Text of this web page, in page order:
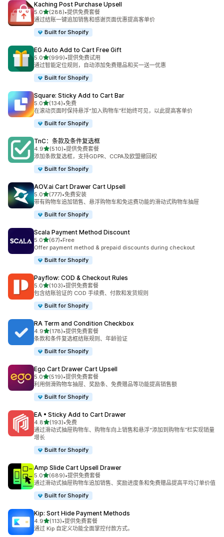
Kaching Post Purchase Upsell
5.0星（满分 5 星）
(288)
总共 288 条评论
•提供免费套餐
通过结账一键追加销售和感谢页面优惠提高客单价
Built for Shopify
EG Auto Add to Cart Free Gift
5.0星（满分 5 星）
(999)
总共 999 条评论
•提供免费试用
通过智能定位规则，自动添加免费赠品和买一送一优惠
Built for Shopify
Square: Sticky Add to Cart Bar
5.0星（满分 5 星）
(134)
总共 134 条评论
•免费
在滚动页面时保持悬浮“加入购物车”栏始终可见，以此提高客单价
Built for Shopify
TnC：条款及条件复选框
4.9星（满分 5 星）
(510)
总共 510 条评论
•提供免费套餐
添加条款复选框，支持GDPR、CCPA及欧盟撤回权
Built for Shopify
AOV.ai Cart Drawer Cart Upsell
5.0星（满分 5 星）
(777)
总共 777 条评论
•免费安装
带有购物车追加销售、悬浮购物车和免运费功能的滑动式购物车抽屉
Built for Shopify
Scala Payment Method Discount
5.0星（满分 5 星）
(67)
总共 67 条评论
•Free
Offer payment method & prepaid discounts during checkout
Built for Shopify
Payflow: COD & Checkout Rules
5.0星（满分 5 星）
(103)
总共 103 条评论
•提供免费套餐
包含结账验证的 COD 手续费、付款和发货规则
Built for Shopify
RA Term and Condition Checkbox
4.9星（满分 5 星）
(178)
总共 178 条评论
•提供免费套餐
条款和条件复选框结账规则、年龄验证
Built for Shopify
Ego Cart Drawer Cart Upsell
5.0星（满分 5 星）
(519)
总共 519 条评论
•提供免费套餐
利用侧滑购物车抽屉、奖励条、免费赠品等功能提高销售额
Built for Shopify
EA • Sticky Add to Cart Drawer
4.8星（满分 5 星）
(193)
总共 193 条评论
•免费
通过滑动式抽屉购物车、购物车向上销售和悬浮“添加到购物车”栏实现销量
增长
Built for Shopify
Amp Slide Cart Upsell Drawer
5.0星（满分 5 星）
(689)
总共 689 条评论
•提供免费套餐
通过滑动式抽屉购物车追加销售、奖励进度条和免费赠品提高平均订单价值
Built for Shopify
Kip: Sort Hide Payment Methods
4.9星（满分 5 星）
(113)
总共 113 条评论
•提供免费套餐
通过 Kip 自定义功能全面掌控付款方式。